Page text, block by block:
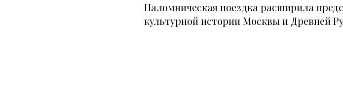
Паломническая поездка расширила
культурной истории Москвы и Древней